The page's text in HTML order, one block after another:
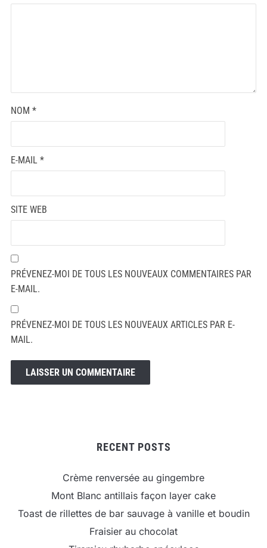
NOM *
E-MAIL *
SITE WEB
PRÉVENEZ-MOI DE TOUS LES NOUVEAUX COMMENTAIRES PAR
E-MAIL.
PRÉVENEZ-MOI DE TOUS LES NOUVEAUX ARTICLES PAR E-
MAIL.
RECENT POSTS
Crème renversée au gingembre
Mont Blanc antillais façon layer cake
Toast de rillettes de bar sauvage à vanille et boudin
Fraisier au chocolat